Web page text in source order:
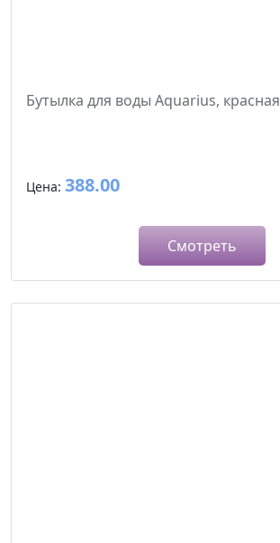
Бутылка для воды Aquarius, красная
Цена: 388.00
Смотреть